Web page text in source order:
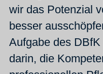
wir das Potenzial
besser
Aufgabe des
darin, die